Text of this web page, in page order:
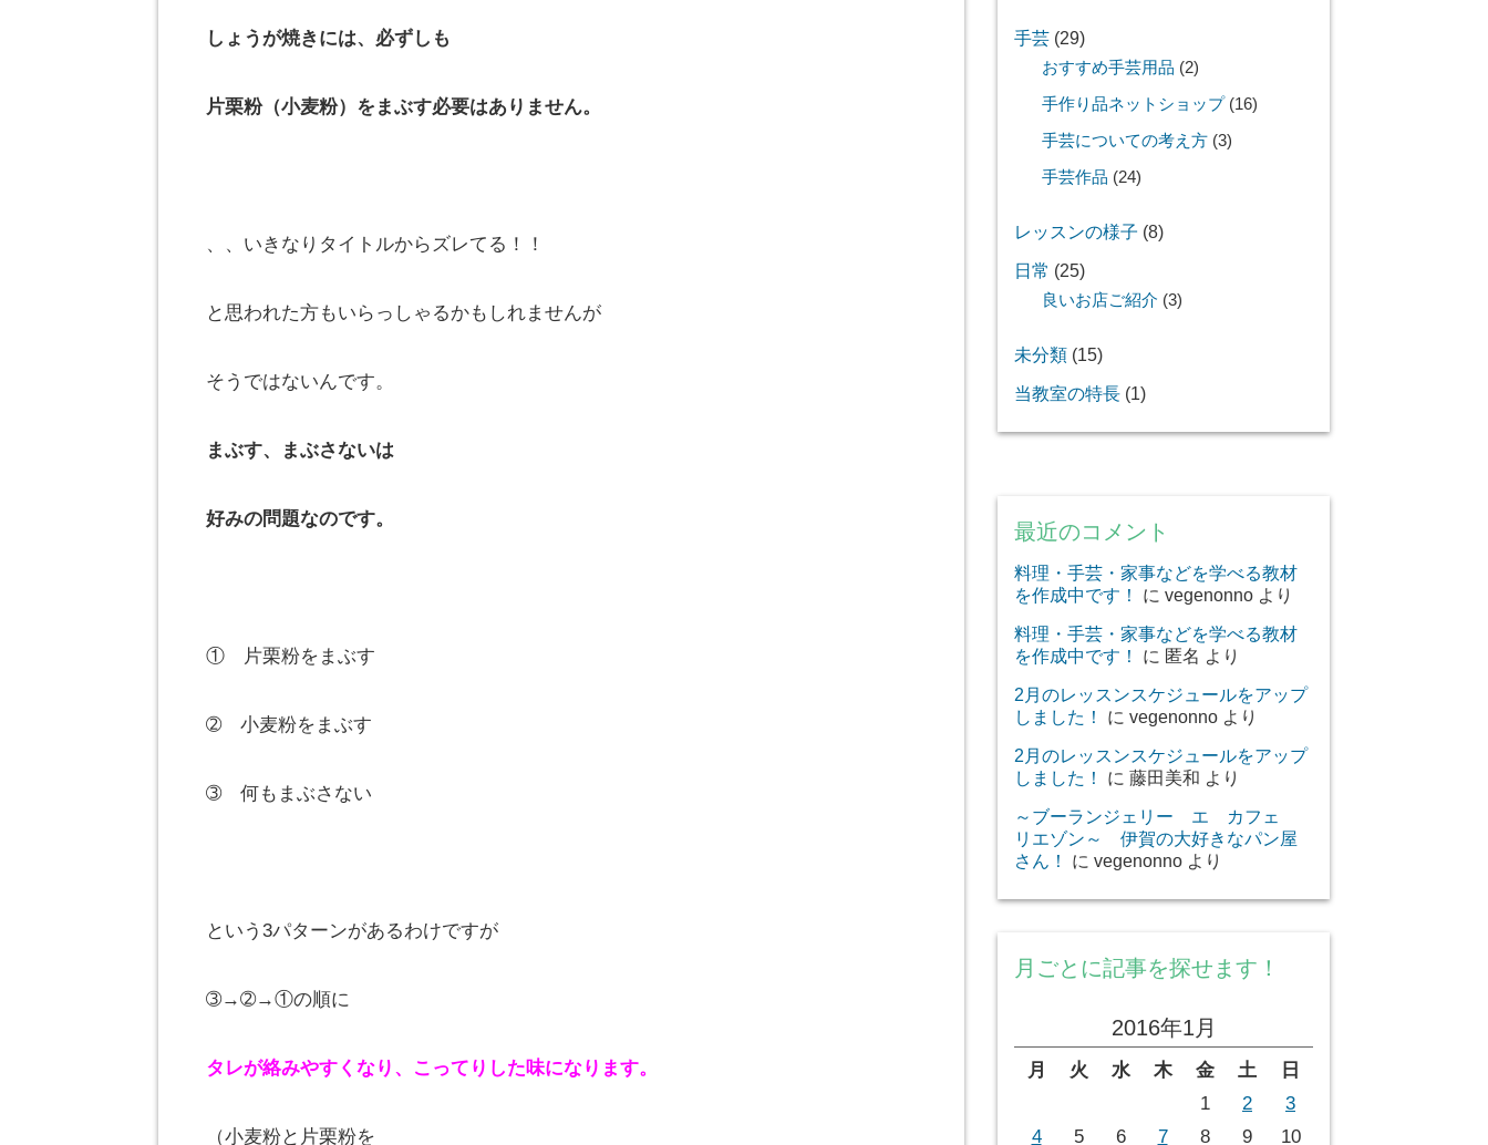
しょうが焼きには、必ずしも
片栗粉（小麦粉）をまぶす必要はありません。
、、いきなりタイトルからズレてる！！
と思われた方もいらっしゃるかもしれませんが
そうではないんです。
まぶす、 まぶさないは
好みの問題なのです。
① 片栗粉をまぶす
➁ 小麦粉をまぶす
➂ 何もまぶさない
という3パターンがあるわけですが
➂→➁→①の順に
タレが絡みやすくなり、こってりした味になります。
（小麦粉と片栗粉を
手芸 (29)
おすすめ手芸用品 (2)
手作り品ネットショップ(16)
手芸についての考え方 (3)
手芸作品 (24)
レッスンの様子 (8)
日常 (25)
良いお店ご紹介 (3)
未分類 (15)
当教室の特長 (1)
最近のコメント
料理・手芸・家事などを学べる教材
を作成中です！
に vegenonno より
料理・手芸・家事などを学べる教材
を作成中です！
に 匿名 より
2月のレッスンスケジュールをアップ
しました！
に vegenonno より
2月のレッスンスケジュールをアップ
しました！
に 藤田美和 より
～ブーランジェリー エ カフェ
リエゾン～ 伊賀の大好きなパン屋
さん！
に vegenonno より
月ごとに記事を探せます！
2016年1月
月 火 水 木 金 土
日
1
2
3
4
5 6 7 8 9
10